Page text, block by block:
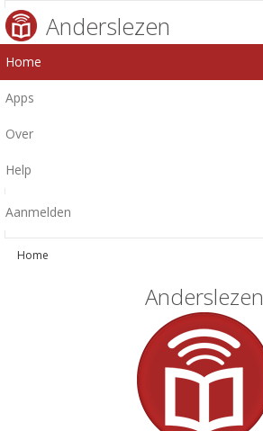
Anderslezen
Home
Apps
Over
Help
Aanmelden
Home
Anderslezen